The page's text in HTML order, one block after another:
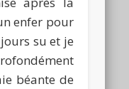
enfer pour
su et je
béante de